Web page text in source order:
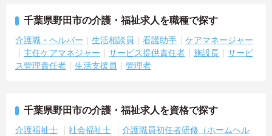
千葉県野田市の介護・福祉求人を職種で探す
介護職・ヘルパー 生活相談員 看護助手
ケアマネージャー
主任ケアマネジャー
サービス提供責任者 施設長
サービ
ス管理責任者
生活支援員 管理者
千葉県野田市の介護・福祉求人を資格で探す
介護福祉士 社会福祉士
介護職員初任者研修（ホームヘル